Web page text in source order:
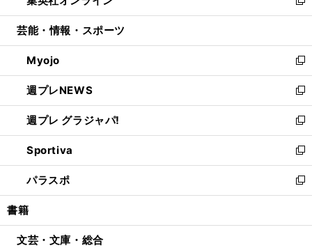
開
ウ
開
く
ン
ウ
で
開
く
い
ウ
ン
ド
ウ
で
開
く
新
し
ウ
ィ
ン
ド
ウ
で
開
く
芸能・情報・スポーツ
Myojo
新
し
い
ウ
ィ
ン
ド
ウ
で
開
週プレNEWS
新
し
い
ウ
ィ
ン
ド
ウ
開
週プレ グラジャパ!
新
し
い
ウ
ィ
ン
ウ
Sportiva
新
し
い
ウ
ン
パラスポ
新
し
ウ
書籍
文芸・文庫・総合